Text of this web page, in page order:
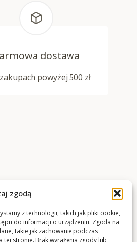
zgodą
z technologii, takich jak pliki cookie,
do informacji o urządzeniu. Zgoda na
takie jak zachowanie podczas
tej stronie. Brak wyrażenia zgody lub
dostawa
powyżej 500 zł